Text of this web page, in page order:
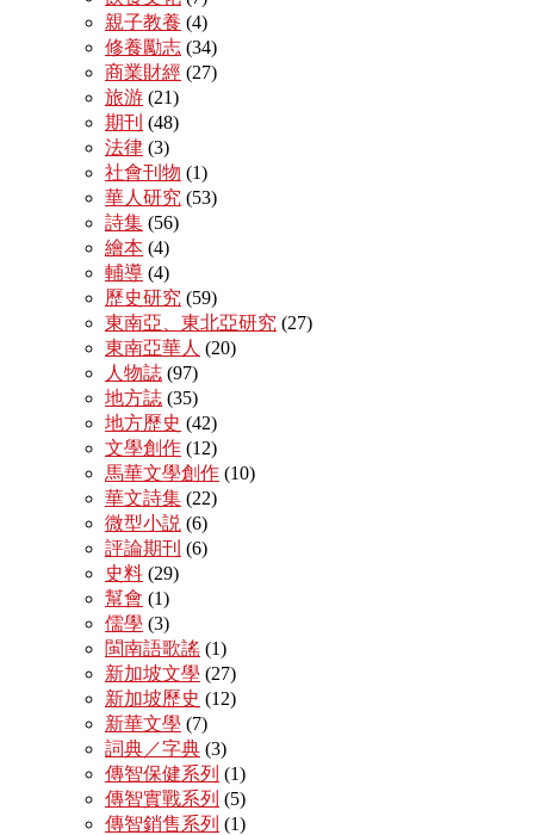
親子教養 (4)
修養勵志 (34)
商業財經 (27)
旅游 (21)
期刊 (48)
法律 (3)
社會刊物 (1)
華人研究 (53)
詩集 (56)
繪本 (4)
輔導 (4)
歷史研究 (59)
東南亞、東北亞研究 (27)
東南亞華人 (20)
人物誌 (97)
地方誌 (35)
地方歷史 (42)
文學創作 (12)
馬華文學創作 (10)
華文詩集 (22)
微型小説 (6)
評論期刊 (6)
史料 (29)
幫會 (1)
儒學 (3)
閩南語歌謠 (1)
新加坡文學 (27)
新加坡歷史 (12)
新華文學 (7)
詞典／字典 (3)
傳智保健系列 (1)
傳智實戰系列 (5)
傳智銷售系列 (1)